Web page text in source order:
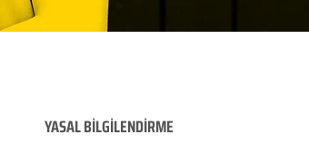
YASAL BİLGİLENDİRME